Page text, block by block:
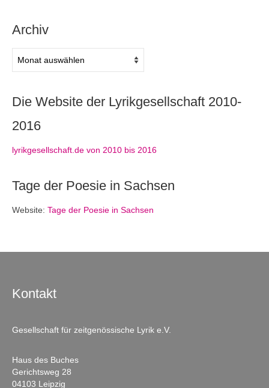
Archiv
Die Website der Lyrikgesellschaft 2010-
2016
lyrikgesellschaft.de von 2010 bis 2016
Tage der Poesie in Sachsen
Website: Tage der Poesie in Sachsen
Kontakt
Gesellschaft für zeitgenössische Lyrik e.V.
Haus des Buches
Gerichtsweg 28
04103 Leipzig